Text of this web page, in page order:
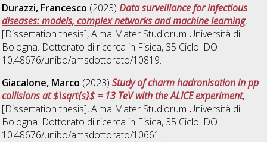
Durazzi, Francesco (2023)Data surveillance for infectious
diseases: models, complex networks and machine learning,
[Dissertation thesis], Alma Mater Studiorum Università di
Bologna. Dottorato di ricerca in Fisica, 35 Ciclo. DOI
10.48676/unibo/amsdottorato/10819.
Giacalone, Marco (2023)Study of charm hadronisation in pp
collisions at $\sqrt{s}$ = 13 TeV with the ALICE experiment,
[Dissertation thesis], Alma Mater Studiorum Università di
Bologna. Dottorato di ricerca in Fisica, 35 Ciclo. DOI
10.48676/unibo/amsdottorato/10661.